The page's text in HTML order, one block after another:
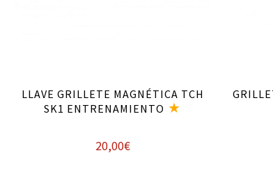
LLAVE GRILLETE MAGNÉTICA TCH
SK1 ENTRENAMIENTO
20,00€